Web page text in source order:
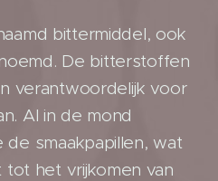
bittermiddel, ook
De bitterstoffen
verantwoordelijk voor
Al in de mond
de smaakpapillen, wat
tot het vrijkomen van